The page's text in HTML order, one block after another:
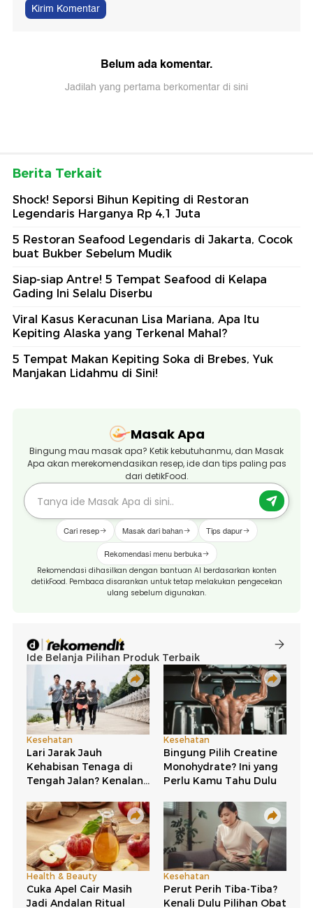
Kirim Komentar
Belum ada komentar.
Jadilah yang pertama berkomentar di sini
Berita Terkait
Shock! Seporsi Bihun Kepiting di Restoran
Legendaris Harganya Rp 4,1 Juta
5 Restoran Seafood Legendaris di Jakarta, Cocok
buat Bukber Sebelum Mudik
Siap-siap Antre! 5 Tempat Seafood di Kelapa
Gading Ini Selalu Diserbu
Viral Kasus Keracunan Lisa Mariana, Apa Itu
Kepiting Alaska yang Terkenal Mahal?
5 Tempat Makan Kepiting Soka di Brebes, Yuk
Manjakan Lidahmu di Sini!
Masak Apa
Bingung mau masak apa? Ketik kebutuhanmu, dan Masak
Apa akan merekomendasikan resep, ide dan tips paling pas
dari detikFood.
Cari resep Masak dari bahan Tips dapur
Rekomendasi menu berbuka
Rekomendasi dihasilkan dengan bantuan AI berdasarkan konten
detikFood. Pembaca disarankan untuk tetap melakukan pengecekan
ulang sebelum digunakan.